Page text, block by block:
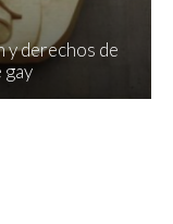
y derechos de
gay